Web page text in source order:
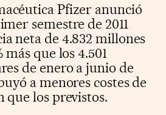
Pfizer anunció
semestre de 2011
neta de 4.832 millones
más que los 4.501
de enero a junio de
a menores costes de
los previstos.